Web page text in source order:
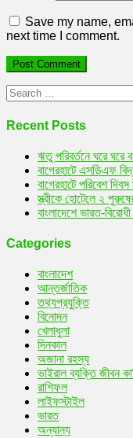
Save my name,
next time I comment.
Search
for:
Recent Posts
ঋতু পরিবর্তনে ঘরে ঘরে
বাগেরহাটে এসডিএফ
বাগেরহাটে পরিবেশ
স্ত্রীকে হোটেলে ২
বাংলাদেশে ভারত-
Categories
বাংলাদেশ
আন্তর্জাতিক
তথ্যপ্রযুক্তি
বিনোদন
খেলাধুলা
দিনকাল
অজানা রহস্য
ভাইরাল ব্যক্তি জীবন
রাশিফল
লাইফস্টাইল
ভারত
অন্যান্য